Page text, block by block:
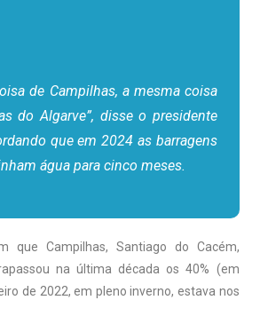
de Campilhas, a mesma coisa
do Algarve”, disse o presidente
que em 2024 as barragens
água para cinco meses.
que Campilhas, Santiago do Cacém,
na última década os 40% (em
de 2022, em pleno inverno, estava nos